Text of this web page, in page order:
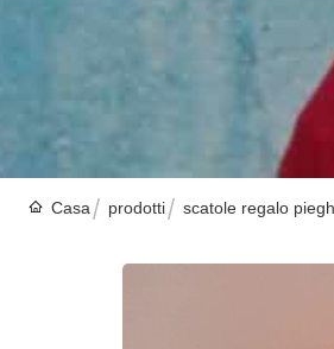
Casa prodotti scatole regalo